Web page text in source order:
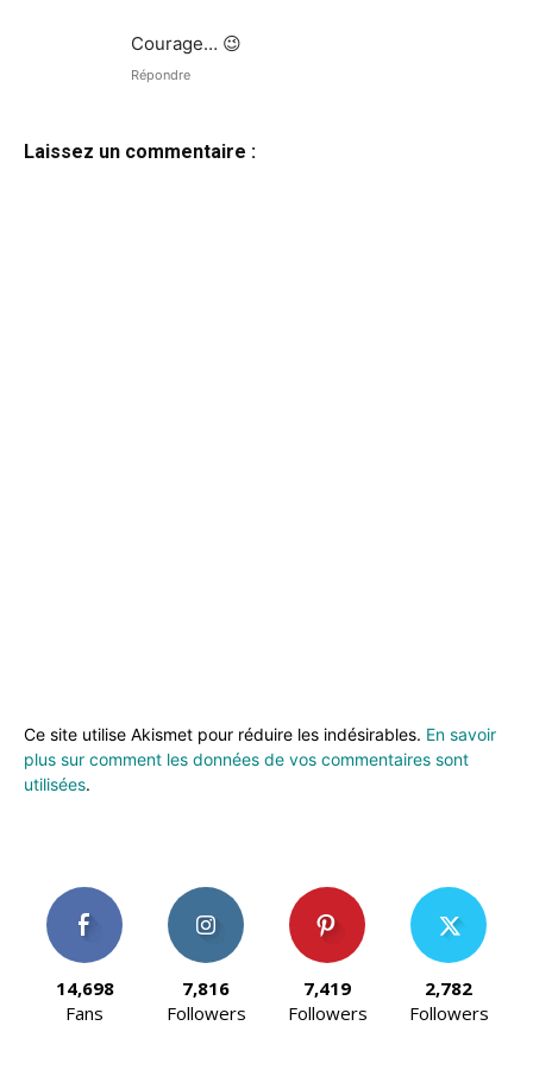
Courage… 😉
Répondre
Laissez un commentaire :
Ce site utilise Akismet pour réduire les indésirables. En savoir
plus sur comment les données de vos commentaires sont
utilisées.
14,698
Fans
7,816
Followers
7,419
Followers
2,782
Followers